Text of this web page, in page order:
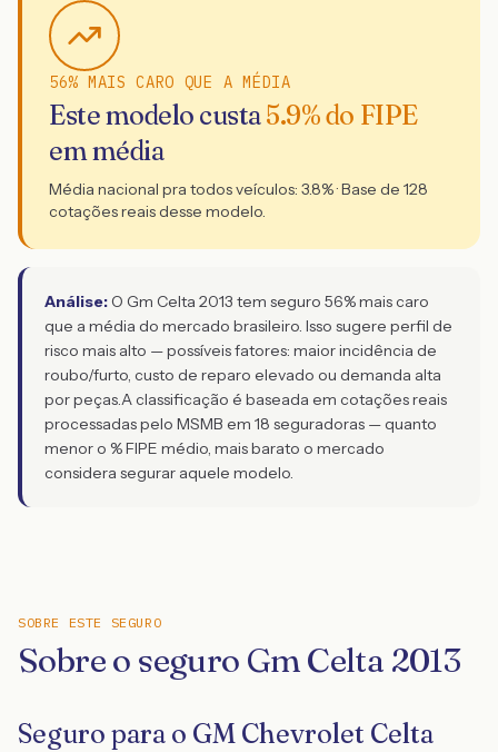
56% MAIS CARO QUE A MÉDIA
Este modelo custa5.9% do FIPE
em média
Média nacional pra todos veículos: 3.8% · Base de 128
cotações reais desse modelo.
Análise: O Gm Celta 2013 tem seguro 56% mais caro
que a média do mercado brasileiro. Isso sugere perfil de
risco mais alto — possíveis fatores: maior incidência de
roubo/furto, custo de reparo elevado ou demanda alta
por peças.A classificação é baseada em cotações reais
processadas pelo MSMB em 18 seguradoras — quanto
menor o % FIPE médio, mais barato o mercado
considera segurar aquele modelo.
SOBRE ESTE SEGURO
Sobre o seguro Gm Celta 2013
Seguro para o GM Chevrolet Celta